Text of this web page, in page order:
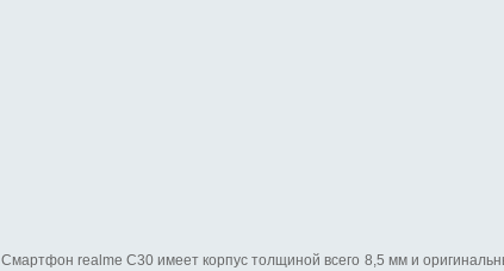
Смартфон realme C30 имеет корпус толщиной всего 8,5 мм и